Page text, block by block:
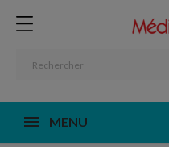
MENU